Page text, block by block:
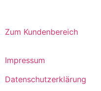
Zum Kundenbereich
Impressum
Datenschutzerklärung